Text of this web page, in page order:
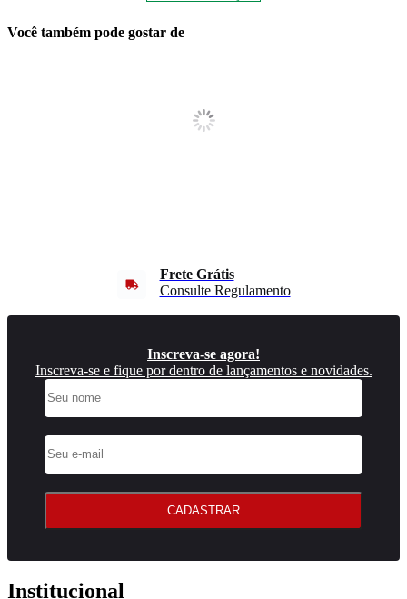
Você também pode gostar de
Frete Grátis
Consulte Regulamento
Inscreva-se agora!
Inscreva-se e fique por dentro de lançamentos e novidades.
CADASTRAR
Institucional